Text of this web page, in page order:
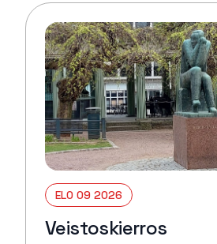
ELO 09 2026
Veistoskierros